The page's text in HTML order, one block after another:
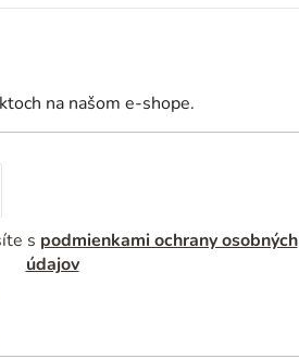
na našom e-shope.
s podmienkami ochrany osobných
údajov